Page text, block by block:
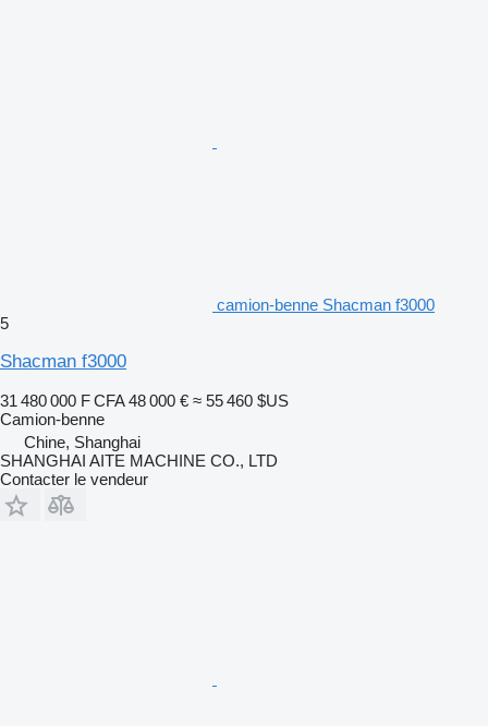
camion-benne Shacman f3000
5
Shacman f3000
31 480 000 F CFA 48 000 € ≈ 55 460 $US
Camion-benne
Chine, Shanghai
SHANGHAI AITE MACHINE CO., LTD
Contacter le vendeur